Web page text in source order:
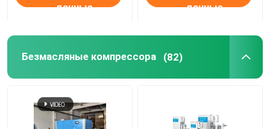
данные данные
Безмасляные компрессора (82)